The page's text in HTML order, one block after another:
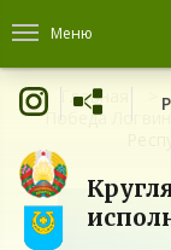
Меню
Главная
Победа